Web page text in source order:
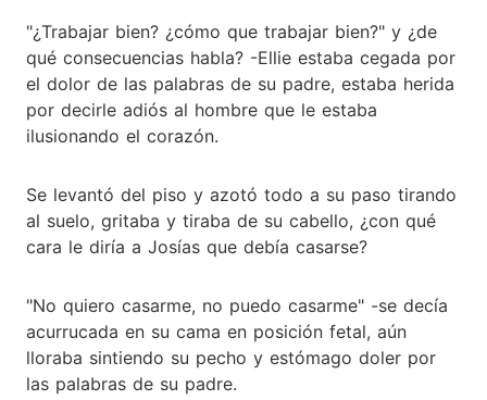
"¿Trabajar bien? ¿cómo que trabajar bien?" y ¿de
qué consecuencias habla? -Ellie estaba cegada por
el dolor de las palabras de su padre, estaba herida
por decirle adiós al hombre que le estaba
ilusionando el corazón.
Se levantó del piso y azotó todo a su paso tirando
al suelo, gritaba y tiraba de su cabello, ¿con qué
cara le diría a Josías que debía casarse?
"No quiero casarme, no puedo casarme" -se decía
acurrucada en su cama en posición fetal, aún
lloraba sintiendo su pecho y estómago doler por
las palabras de su padre.